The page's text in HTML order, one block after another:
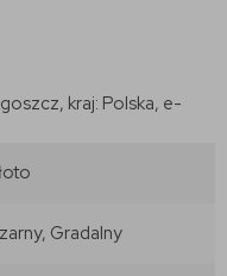
kraj: Polska, e-
Gradalny